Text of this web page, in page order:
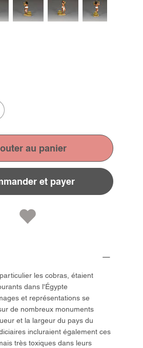
au panier
et payer
les cobras, étaient
dans l'Égypte
et représentations se
de nombreux monuments
et la largeur du pays du
incluraient également ces
très toxiques dans leurs